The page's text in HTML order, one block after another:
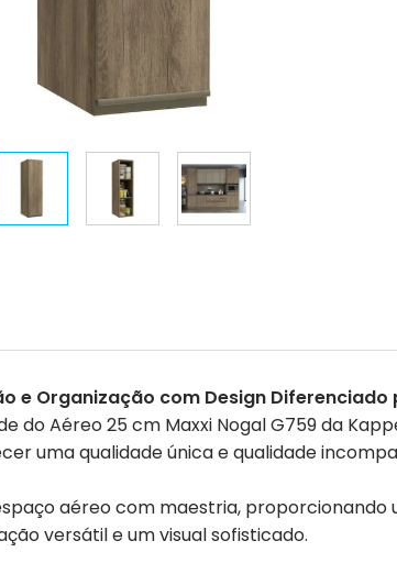
e Organização com Design Diferenciado
Aéreo 25 cm Maxxi Nogal G759 da
uma qualidade única e qualidade
aéreo com maestria,
versátil e um visual sofisticado.